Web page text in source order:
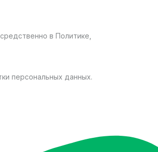
в Политике,
персональных данных.